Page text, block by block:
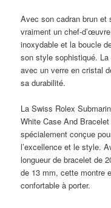
Avec son cadran brun
vraiment un chef-
inoxydable et la boucle
son style sophistiqué.
avec un verre en cristal
sa durabilité.
La Swiss Rolex
White Case And
spécialement conçue
l’excellence et le style.
longueur de bracelet de
de 13 mm, cette montre
confortable à porter.